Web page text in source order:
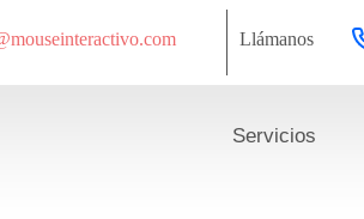
Llámanos
Servicios